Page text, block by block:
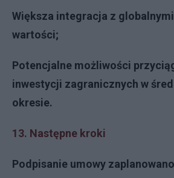
Większa integracja z
wartości;
Potencjalne możliwości
inwestycji zagranicznych w
okresie.
13. Następne kroki
Podpisanie umowy